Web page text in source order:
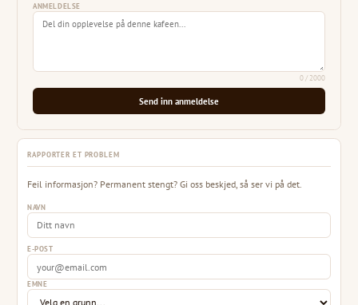
ANMELDELSE
0/ 2000
Send inn anmeldelse
RAPPORTER ET PROBLEM
Feil informasjon? Permanent stengt? Gi oss beskjed, så ser vi på det.
NAVN
E-POST
EMNE